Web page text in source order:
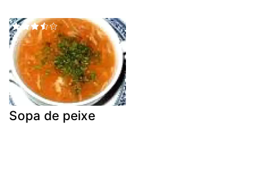
Sopa de peixe